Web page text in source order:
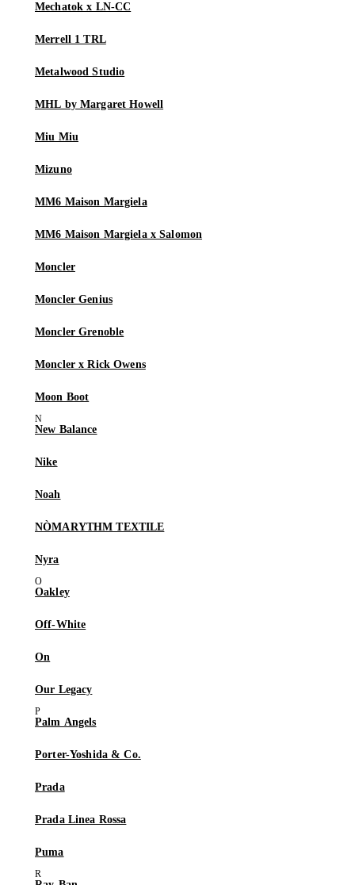
Mechatok x LN-CC
Merrell 1 TRL
Metalwood Studio
MHL by Margaret Howell
Miu Miu
Mizuno
MM6 Maison Margiela
MM6 Maison Margiela x Salomon
Moncler
Moncler Genius
Moncler Grenoble
Moncler x Rick Owens
Moon Boot
New Balance
Nike
Noah
NÒMARYTHM TEXTILE
Nyra
Oakley
Off-White
On
Our Legacy
Palm Angels
Porter-Yoshida & Co.
Prada
Prada Linea Rossa
Puma